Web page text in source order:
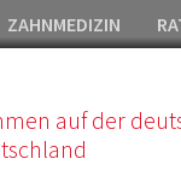
ZAHNMEDIZIN
auf der